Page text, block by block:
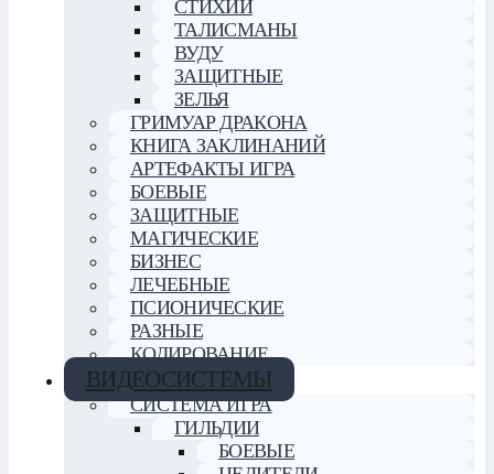
СТИХИИ
ТАЛИСМАНЫ
ВУДУ
ЗАЩИТНЫЕ
ЗЕЛЬЯ
ГРИМУАР ДРАКОНА
КНИГА ЗАКЛИНАНИЙ
АРТЕФАКТЫ ИГРА
БОЕВЫЕ
ЗАЩИТНЫЕ
МАГИЧЕСКИЕ
БИЗНЕС
ЛЕЧЕБНЫЕ
ПСИОНИЧЕСКИЕ
РАЗНЫЕ
КОДИРОВАНИЕ
ВИДЕОСИСТЕМЫ
СИСТЕМА ИГРА
ГИЛЬДИИ
БОЕВЫЕ